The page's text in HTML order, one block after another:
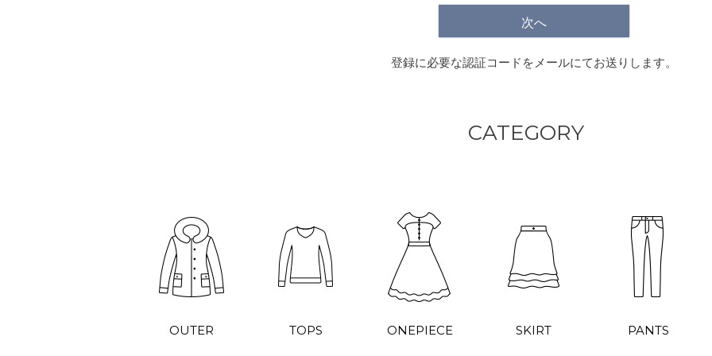
次へ
登録に必要な認証コードをメールにてお送りします。
CATEGORY
OUTER TOPS ONEPIECE SKIRT PANTS